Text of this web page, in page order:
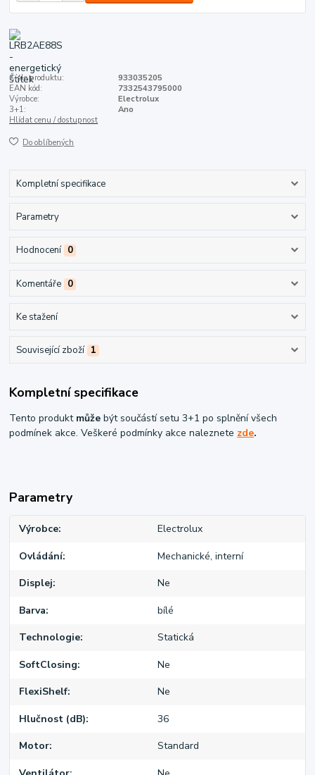
Číslo produktu:
933035205
EAN kód:
7332543795000
Výrobce:
Electrolux
3+1:
Ano
Hlídat cenu / dostupnost
Do oblíbených
Kompletní specifikace
Parametry
Hodnocení 0
Komentáře 0
Ke stažení
Související zboží 1
Kompletní specifikace
Tento produkt může být součástí setu 3+1 po splnění všech
podmínek akce. Veškeré podmínky akce naleznete zde.
Parametry
Výrobce Electrolux
Ovládání Mechanické, interní
Displej Ne
Barva bílé
Technologie Statická
SoftClosing Ne
FlexiShelf Ne
Hlučnost (dB) 36
Motor Standard